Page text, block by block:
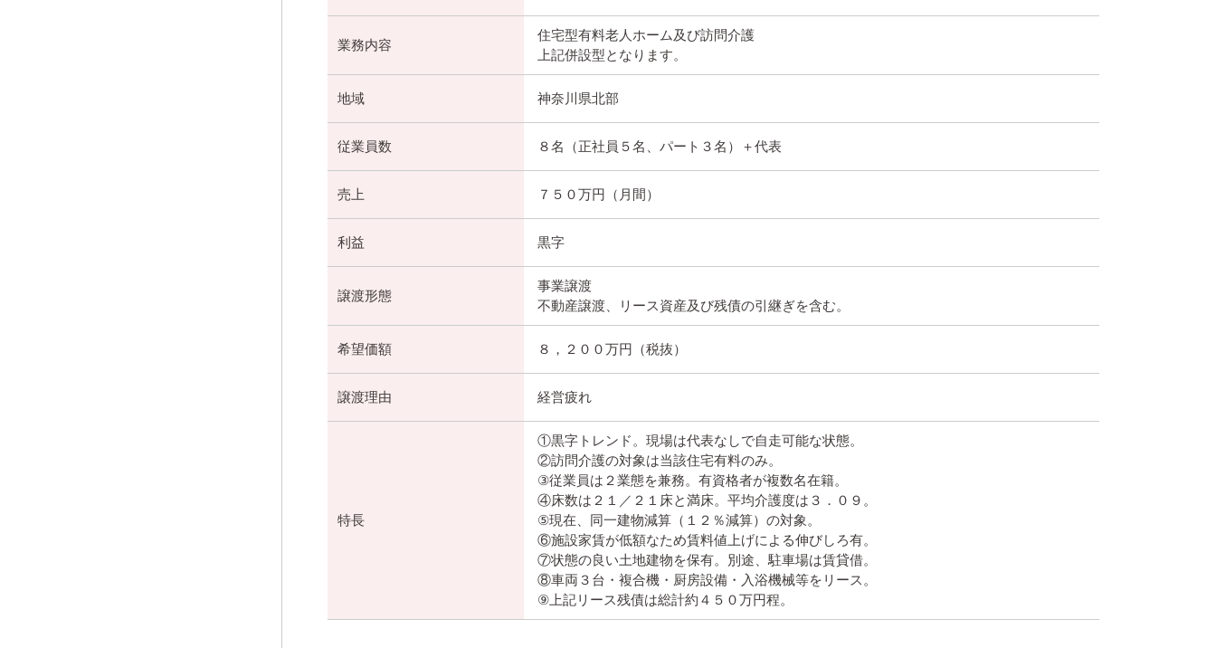
業務内容
住宅型有料老人ホーム及び訪問介護
上記併設型となります。
地域 神奈川県北部
従業員数 ８名（正社員５名、パート３名）＋代表
売上 ７５０万円（月間）
利益 黒字
譲渡形態
事業譲渡
不動産譲渡、リース資産及び残債の引継ぎを含む。
希望価額 ８，２００万円（税抜）
譲渡理由 経営疲れ
特長
①黒字トレンド。現場は代表なしで自走可能な状態。
②訪問介護の対象は当該住宅有料のみ。
③従業員は２業態を兼務。有資格者が複数名在籍。
④床数は２１／２１床と満床。平均介護度は３．０９。
⑤現在、同一建物減算（１２％減算）の対象。
⑥施設家賃が低額なため賃料値上げによる伸びしろ有。
⑦状態の良い土地建物を保有。別途、駐車場は賃貸借。
⑧車両３台・複合機・厨房設備・入浴機械等をリース。
⑨上記リース残債は総計約４５０万円程。